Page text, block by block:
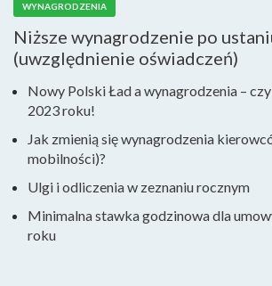
WYNAGRODZENIA
Niższe wynagrodzenie po
(uwzględnienie oświadczeń)
Nowy Polski Ład a wynagrodzenia –
2023 roku!
Jak zmienią się wynagrodzenia
mobilności)?
Ulgi i odliczenia w zeznaniu rocznym
Minimalna stawka godzinowa dla
roku